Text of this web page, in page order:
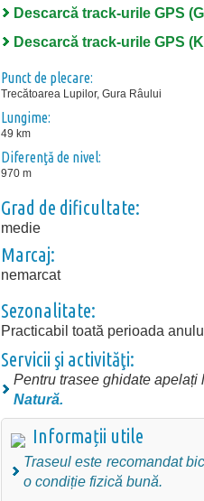
Descarcă track-urile GPS
Descarcă track-urile GPS
Punct de plecare:
Trecătoarea Lupilor, Gura Râului
Lungime:
49 km
Diferenţă de nivel:
970 m
Grad de dificultate:
medie
Marcaj:
nemarcat
Sezonalitate:
Practicabil toată perioada
Servicii şi activităţi:
Pentru trasee ghidate
Natură.
Informații utile
Traseul este recomandat
o condiție fizică bună.